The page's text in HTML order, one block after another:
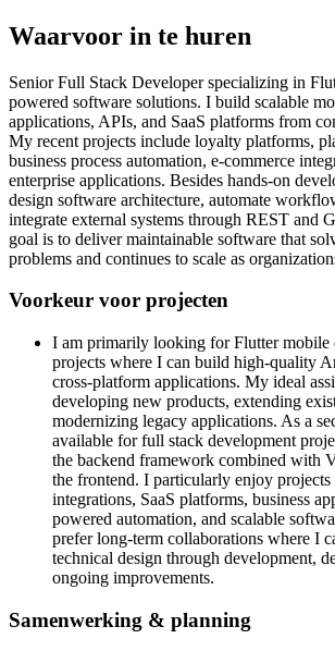
Waarvoor in te huren
Senior Full Stack Developer specializing in
powered software solutions. I build scalable
applications, APIs, and SaaS platforms from
My recent projects include loyalty platforms,
business process automation, e-commerce
enterprise applications. Besides hands-on
design software architecture, automate
integrate external systems through REST and
goal is to deliver maintainable software that
problems and continues to scale as
Voorkeur voor projecten
I am primarily looking for Flutter mobile
projects where I can build high-quality
cross-platform applications. My ideal
developing new products, extending
modernizing legacy applications. As a
available for full stack development
the backend framework combined with
the frontend. I particularly enjoy
integrations, SaaS platforms, business
powered automation, and scalable
prefer long-term collaborations where I
technical design through development,
ongoing improvements.
Samenwerking & planning